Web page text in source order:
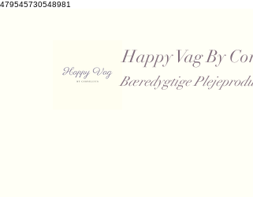
479545730548981
Happy Vag By
Bæredygtige